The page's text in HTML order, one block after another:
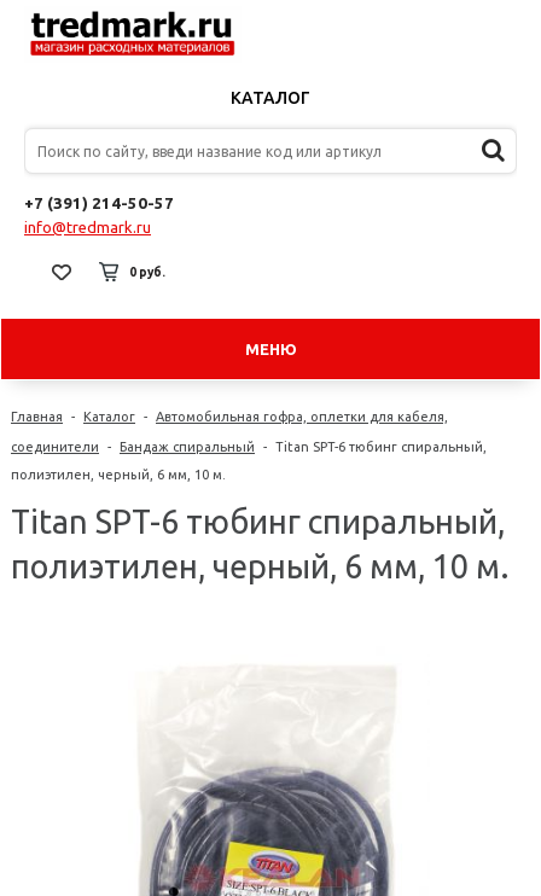
КАТАЛОГ
+7 (391) 214-50-57
info@tredmark.ru
0 руб.
МЕНЮ
Главная - Каталог - Автомобильная гофра, оплетки для кабеля,
соединители - Бандаж спиральный - Titan SPT-6 тюбинг спиральный,
полиэтилен, черный, 6 мм, 10 м.
Titan SPT-6 тюбинг спиральный,
полиэтилен, черный, 6 мм, 10 м.